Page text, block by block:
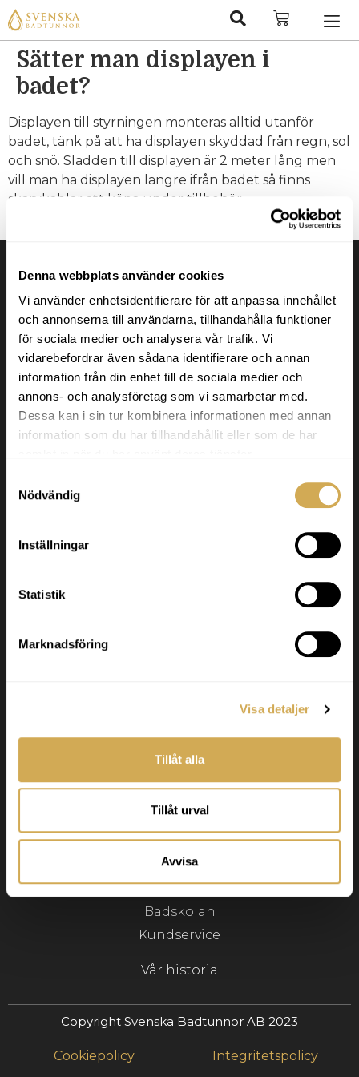
Denna webbplats använder cookies
Vi använder enhetsidentifierare för att anpassa innehållet
och annonserna till användarna, tillhandahålla funktioner
för sociala medier och analysera vår trafik. Vi
vidarebefordrar även sådana identifierare och annan
information från din enhet till de sociala medier och
annons- och analysföretag som vi samarbetar med.
Dessa kan i sin tur kombinera informationen med annan
information som du har tillhandahållit eller som de har
Nödvändig
Inställningar
Statistik
Marknadsföring
Visa detaljer
Tillåt alla
Tillåt urval
Avvisa
Sätter man displayen i
badet?
Displayen till styrningen monteras alltid utanför
badet, tänk på att ha displayen skyddad från regn, sol
och snö. Sladden till displayen är 2 meter lång men
vill man ha displayen längre ifrån badet så finns
skarvkablar att köpa under tillbehör.
Svenska Badtunnor
Svenska Badtunnor designar och tillverkar
badtunnor och terrasspooler för det nordiska
Svenska Badtunnor AB Lötängsgatan 18,
Navigering
Badtunnor
Terrasspool
Inspiration
Badskolan
Kundservice
Vår historia
Copyright Svenska Badtunnor AB 2023
Cookiepolicy Integritetspolicy